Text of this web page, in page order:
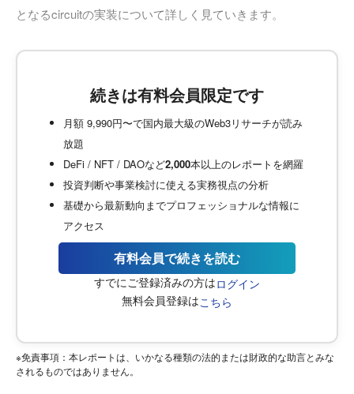
となるcircuitの実装について詳しく見ていきます。
続きは有料会員限定です
月額 9,990円〜で国内最大級のWeb3リサーチが読み
放題
DeFi / NFT / DAOなど2,000本以上のレポートを網羅
投資判断や事業検討に使える実務視点の分析
基礎から最新動向までプロフェッショナルな情報に
アクセス
有料会員で続きを読む
すでにご登録済みの方はログイン
無料会員登録はこちら
※免責事項：本レポートは、いかなる種類の法的または財政的な助言とみな
されるものではありません。